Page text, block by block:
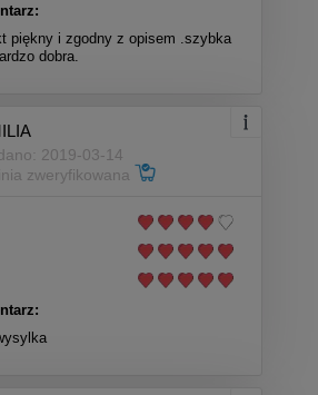
piękny i zgodny z opisem .szybka
dobra.
2019-03-14
zweryfikowana